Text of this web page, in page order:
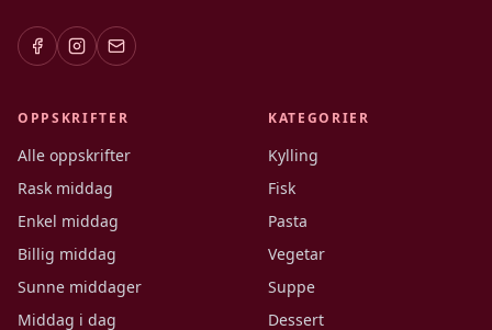
OPPSKRIFTER
Alle oppskrifter
Rask middag
Enkel middag
Billig middag
Sunne middager
Middag i dag
KATEGORIER
Kylling
Fisk
Pasta
Vegetar
Suppe
Dessert